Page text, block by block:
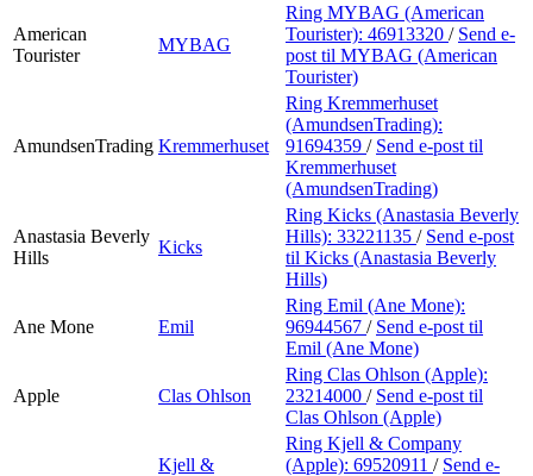
American
Tourister
MYBAG
Ring MYBAG (American
Tourister): 46913320 / Send e-
post til MYBAG (American
Tourister)
AmundsenTrading Kremmerhuset
Ring Kremmerhuset
(AmundsenTrading):
91694359 / Send e-post til
Kremmerhuset
(AmundsenTrading)
Anastasia Beverly
Hills
Kicks
Ring Kicks (Anastasia Beverly
Hills): 33221135 / Send e-post
til Kicks (Anastasia Beverly
Hills)
Ane Mone Emil
Ring Emil (Ane Mone):
96944567 / Send e-post til
Emil (Ane Mone)
Apple Clas Ohlson
Ring Clas Ohlson (Apple):
23214000 / Send e-post til
Clas Ohlson (Apple)
Kjell &
Ring Kjell & Company
(Apple): 69520911 / Send e-